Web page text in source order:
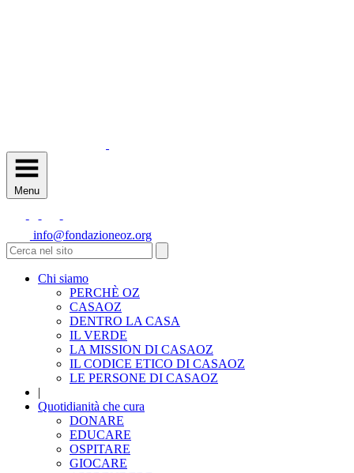
Menu
info@fondazioneoz.org
Chi siamo
PERCHÈ OZ
CASAOZ
DENTRO LA CASA
IL VERDE
LA MISSION DI CASAOZ
IL CODICE ETICO DI CASAOZ
LE PERSONE DI CASAOZ
|
Quotidianità che cura
DONARE
EDUCARE
OSPITARE
GIOCARE